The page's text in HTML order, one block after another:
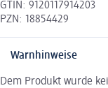
GTIN: 9120117914203
PZN: 18854429
Warnhinweise
Dem Produkt wurde